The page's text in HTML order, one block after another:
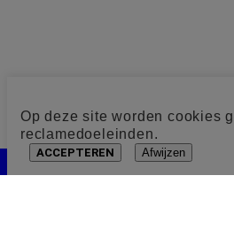
Op deze site worden cookies
reclamedoeleinden.
ACCEPTEREN Afwijzen
Cookie toestemming